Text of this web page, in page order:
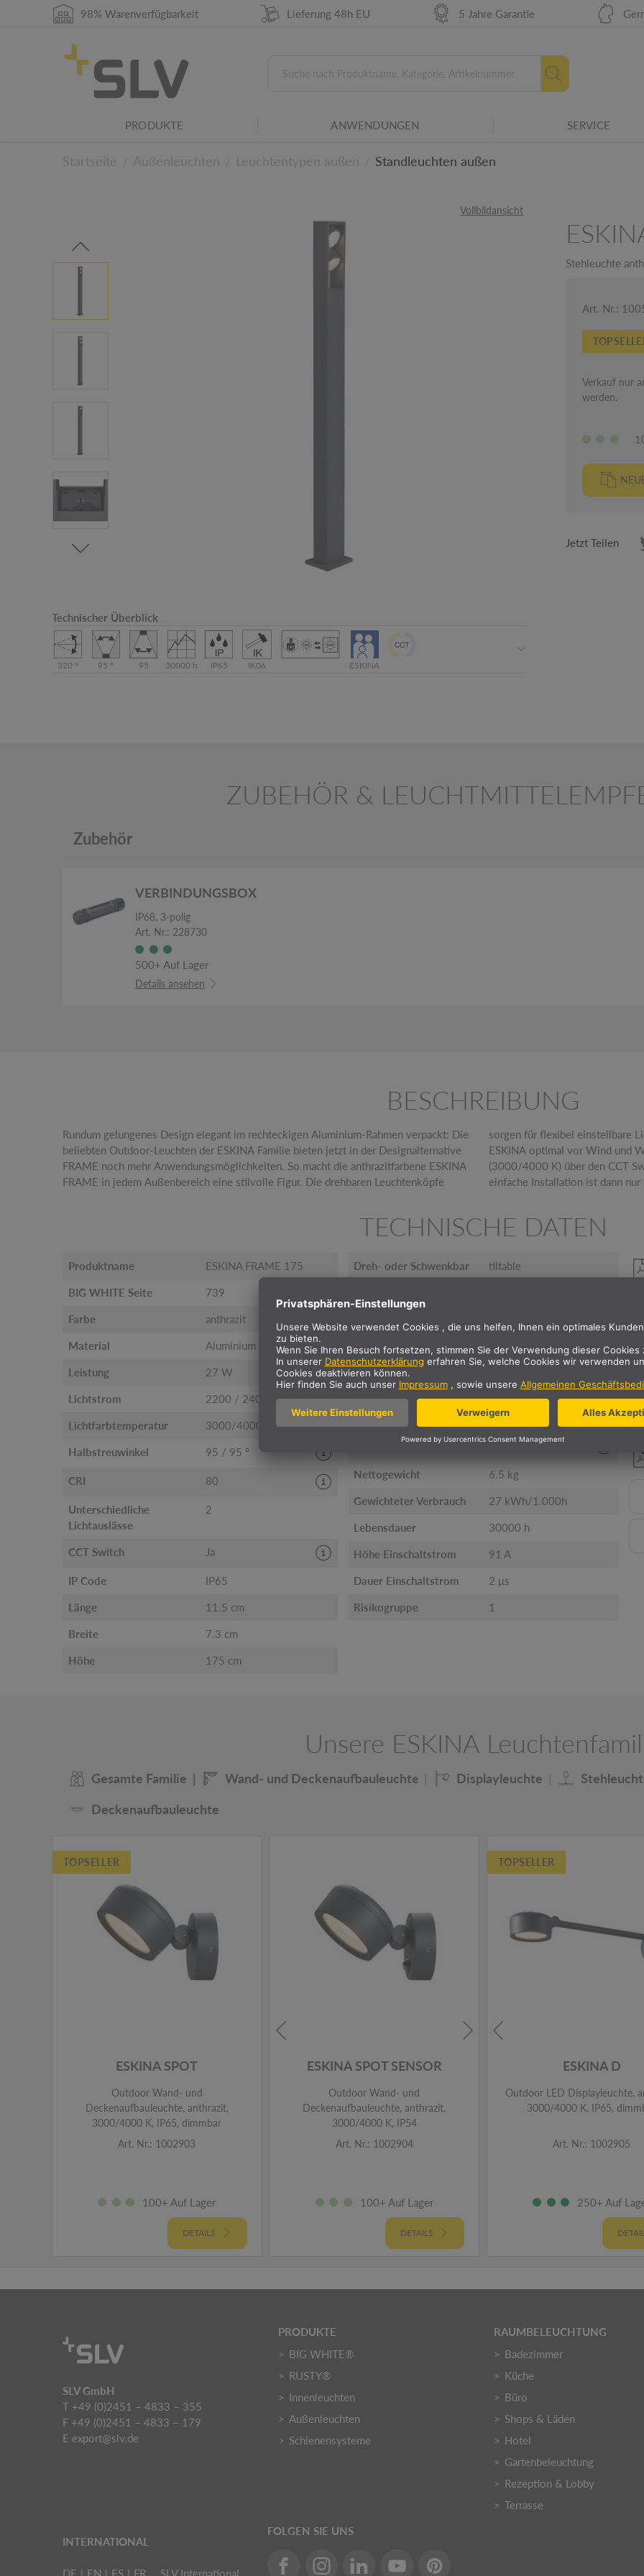
98% Warenverfügbarkeit Lieferung 48h EU 5 Jahre Garantie
PRODUKTE ANWENDUNGEN SERVICE
Standleuchten außen
Vollbildansicht
Technischer Überblick
320 ° 95 ° 95 30000 h IP65 IK06 ESKINA
Lichtquelle austauschbar durch Fachkraft
Leuchtenfamilie
Dieses Produkt gehört zu einer SLV Leuchtenfamilie.
Mittels an dem Produkt verbautem CCT Schalter, kann die Lichtfarbe bei der Installation
Stehleuchte
Art. Nr.:
Verkauf nur
werden.
Jetzt Teilen
ZUBEHÖR &
Zubehör
VERBINDUNGSBOX
IP68, 3-polig
Art. Nr.: 228730
500+ Auf Lager
Details ansehen
BESCHREIBUNG
Rundum gelungenes Design elegant im rechteckigen Aluminium-Rahmen verpackt: Die
beliebten Outdoor-Leuchten der ESKINA Familie bieten jetzt in der Designalternative
FRAME noch mehr Anwendungsmöglichkeiten. So macht die anthrazitfarbene ESKINA
FRAME in jedem Außenbereich eine stilvolle Figur. Die drehbaren Leuchtenköpfe
sorgen für flexibel einstellbare Lichtaustritte. Dank ihrer hohen IP-Schutzart ist die
ESKINA optimal vor Wind und Wetter geschützt. Hinzu kommt, dass sich die Lichtfarbe
(3000/4000 K) über den CCT Switch flexibel vor der Installation wechseln lässt. Die
einfache Installation ist dann nur
TECHNISCHE DATEN
Produktname ESKINA FRAME 175
BIG WHITE Seite 739
Farbe anthrazit
Material Aluminium
Leistung 27 W
Lichtstrom 2200 / 2400 lm
Lichtfarbtemperatur 3000/4000 Kelvin
Halbstreuwinkel 95 / 95 °
CRI 80
Unterschiedliche
Lichtauslässe
2
CCT Switch Ja
IP Code IP65
Länge 11.5 cm
Breite 7.3 cm
Höhe 175 cm
Dreh- oder Schwenkbar tiltable
Schlagfestigkeit 1 joule
Primäre Nennspannung
Sekundär Strom /
Sekundär Spannung
700 mA
Umgebungstemperatur -20 - 35 °C
Nettogewicht 6.5 kg
Gewichteter Verbrauch 27 kWh/1.000h
Lebensdauer 30000 h
Höhe Einschaltstrom 91 A
Dauer Einschaltstrom 2 μs
Risikogruppe 1
Unsere ESKINA
Gesamte Familie Wand- und Deckenaufbauleuchte Displayleuchte
Deckenaufbauleuchte
TOPSELLER
ESKINA SPOT
Outdoor Wand- und
Deckenaufbauleuchte, anthrazit,
3000/4000 K, IP65, dimmbar
Art. Nr.: 1002903
100+ Auf Lager
DETAILS
ESKINA SPOT SENSOR
Outdoor Wand- und
Deckenaufbauleuchte, anthrazit,
3000/4000 K, IP54
Art. Nr.: 1002904
100+ Auf Lager
DETAILS
TOPSELLER
ESKINA D
Outdoor LED Displayleuchte,
3000/4000 K, IP65,
Art. Nr.: 1002905
250+ Auf
SLV GmbH
T +49 (0)2451 – 4833 – 355
F +49 (0)2451 – 4833 – 179
E export@slv.de
PRODUKTE
BIG WHITE®
RUSTY®
Innenleuchten
Außenleuchten
Schienensysteme
RAUMBELEUCHTUNG
Badezimmer
Küche
Büro
Shops & Läden
Hotel
Gartenbeleuchtung
Rezeption & Lobby
Terrasse
INTERNATIONAL
DE | EN | ES | FR SLV International
FOLGEN SIE UNS